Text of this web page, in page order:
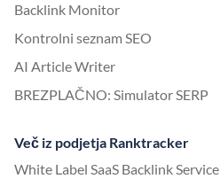
Backlink Monitor
Kontrolni seznam SEO
AI Article Writer
BREZPLAČNO: Simulator SERP
Več iz podjetja Ranktracker
White Label SaaS Backlink Service